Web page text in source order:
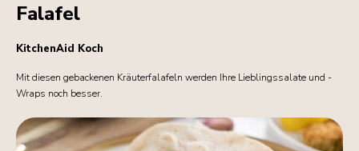
Falafel
KitchenAid Koch
Mit diesen gebackenen Kräuterfalafeln werden Ihre Lieblingssalate und -
Wraps noch besser.